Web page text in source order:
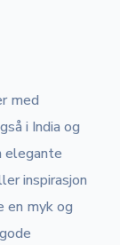
med
i India og
elegante
inspirasjon
en myk og